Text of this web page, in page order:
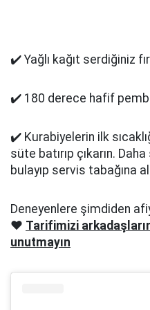
✔️ Yağlı kağıt serdiğiniz
✔️ 180 derece hafif
✔️ Kurabiyelerin ilk
süte batırıp çıkarın.
bulayıp servis tabağına
Deneyenlere şimdiden
❤️ Tarifimizi
unutmayın